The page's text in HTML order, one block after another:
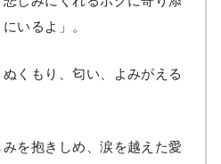
いるよ」。
くもり、匂い、よみがえる
を抱きしめ、涙を越えた愛